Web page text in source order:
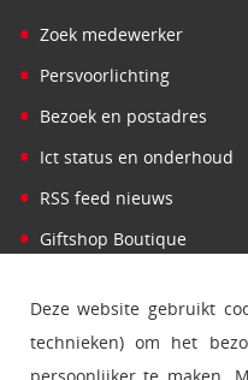
Deze website gebruikt
technieken) om het
• Zoek medewerker
• Persvoorlichting
• Bezoek en postadres
• Ict status en onderhoud
• RSS feed nieuws
• Giftshop Boutique